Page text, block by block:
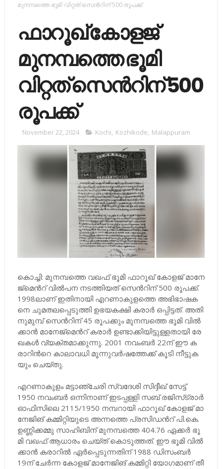
മുനമ്പത്തെ ഭൂമി വിറ്റത്​ സെന്‍റിന്​ 500 രൂപക്ക്​
ഫാറൂഖ്​ കോളജ്​
മുനമ്പത്തെ ഭൂമി
വിറ്റത്​ സെന്‍റിന്​ 500
രൂപക്ക്​
November 22, 2024 Kochi, Kozhikode, Malappuram
കൊ​ച്ചി: മു​ന​മ്പ​ത്തെ വ​ഖ​ഫ്​ ഭൂ​മി ഫാ​റൂ​ഖ്​ കോ​ള​ജ്​ മാ​നേ​
ജ്​​​മെ​ന്‍റ്​ വി​ൽ​പ​ന ന​ട​ത്തി​യ​ത്​ സെ​ന്‍റി​ന്​ 500 രൂ​പ​ക്ക്.
1998ലാ​ണ്​ ഇ​തി​നാ​യി എ​റ​ണാ​കു​ള​ത്തെ അ​ഭി​ഭാ​ഷ​ക​
നെ ചു​മ​ത​ല​പ്പെ​ടു​ത്തി ഉ​ഭ​യ​ക​ക്ഷി ക​രാ​ർ ഒ​പ്പി​ട്ട​ത്. അ​തി​
നു​മു​മ്പ്​ സെ​ന്‍റി​ന്​ 45 രൂ​പ​ക്കും മു​ന​മ്പ​ത്തെ ഭൂ​മി വി​ൽ​
ക്കാ​ൻ മാ​നേ​ജ്​​മെ​ന്‍റ്​ ക​രാ​ർ ഉ​ണ്ടാ​ക്കി​യി​ട്ടു​ള്ള​താ​യി രേ​
ഖ​ക​ൾ വ്യ​ക്ത​മാ​ക്കു​ന്നു. 2001 ന​വം​ബ​ർ 22ന്​ ​ഈ ക​
രാ​റി​ന്‍റെ കാ​ലാ​വ​ധി മൂ​ന്നു​വ​ർ​ഷ​ത്തേ​ക്ക്​ കൂ​ടി നീ​ട്ടു​ക​
യും ചെ​യ്തു.
എ​റ​ണാ​കു​ളം മ​ട്ടാ​ഞ്ചേ​രി സ്വ​ദേ​ശി സി​ദ്ദീ​ഖ്​ സേ​ട്ട്​
1950 ന​വം​ബ​ർ ഒ​ന്നി​നാ​ണ്​ ഇ​ട​പ്പ​ള്ളി സ​ബ്​ ര​ജി​സ്​​ട്രാ​ർ
ഓ​ഫി​സി​ലെ 2115/1950 ന​മ്പ​റാ​യി ഫാ​റൂ​ഖ് കോ​ള​ജ് മാ​
നേ​ജി​ങ്​ ക​മ്മി​റ്റി​യു​ടെ അ​ന്ന​ത്തെ പ്ര​സി​ഡ​ന്‍റ്​ പി.​കെ.
ഉ​ണ്ണി​ക്ക​മ്മു സാ​ഹി​ബി​ന് മു​ന​മ്പ​ത്തെ 404.76 ഏ​ക്ക​ർ ഭൂ​
മി വ​ഖ​ഫ്​ ആ​ധാ​രം ചെ​യ്ത്​ കൊ​ടു​ത്ത​ത്. ഈ ​ഭൂ​മി വി​ൽ​
ക്കാ​ൻ ക​രാ​റി​ൽ ഏ​ർ​പ്പെ​ടു​ന്ന​തി​ന്​ 1988 ഡി​സം​ബ​ർ
19ന്​ ​ചേ​ർ​ന്ന കോ​ള​ജ്​ മാ​നേ​ജി​ങ്​ ക​മ്മി​റ്റി യോ​ഗ​മാ​ണ്​ തീ​